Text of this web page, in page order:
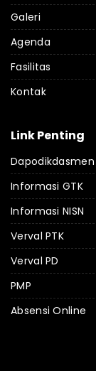
Galeri
Agenda
Fasilitas
Kontak
Link Penting
Dapodikdasmen
Informasi GTK
Informasi NISN
Verval PTK
Verval PD
PMP
Absensi Online